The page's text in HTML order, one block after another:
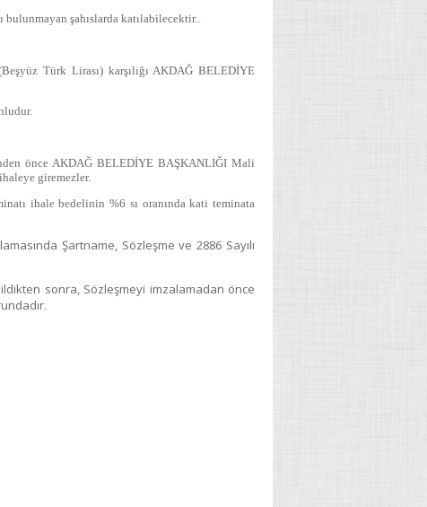
şahıslarda katılabilecektir..
Türk Lirası) karşılığı AKDAĞ BELEDİYE
önce AKDAĞ BELEDİYE BAŞKANLIĞI Mali
giremezler.
ihale bedelinin %6 sı oranında kati teminata
Şartname, Sözleşme ve 2886 Sayılı
sonra, Sözleşmeyi imzalamadan önce